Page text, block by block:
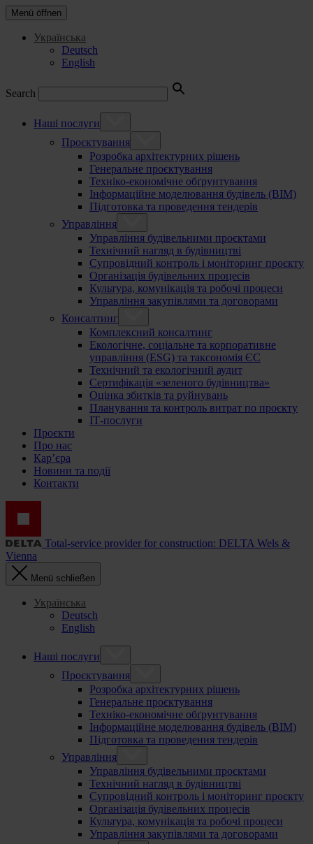
Menü öffnen
Українська
Deutsch
English
Search
Наші послуги
Проєктування
Розробка архітектурних рішень
Генеральне проєктування
Техніко-економічне обґрунтування
Інформаційне моделювання будівель (BIM)
Підготовка та проведення тендерів
Управління
Управління будівельними проєктами
Технічний нагляд в будівництві
Супровідний контроль і моніторинг проєкту
Організація будівельних процесів
Культура, комунікація та робочі процеси
Управління закупівлями та договорами
Консалтинг
Комплексний консалтинг
Екологічне, соціальне та корпоративне
управління (ESG) та таксономія ЄС
Технічний та екологічний аудит
Сертифікація «зеленого будівництва»
Оцінка збитків та руйнувань
Планування та контроль витрат по проєкту
ІТ-послуги
Проєкти
Про нас
Кар’єра
Новини та події
Контакти
Total-service provider for construction: DELTA Wels &
Vienna
Menü schließen
Українська
Deutsch
English
Наші послуги
Проєктування
Розробка архітектурних рішень
Генеральне проєктування
Техніко-економічне обґрунтування
Інформаційне моделювання будівель (BIM)
Підготовка та проведення тендерів
Управління
Управління будівельними проєктами
Технічний нагляд в будівництві
Супровідний контроль і моніторинг проєкту
Організація будівельних процесів
Культура, комунікація та робочі процеси
Управління закупівлями та договорами